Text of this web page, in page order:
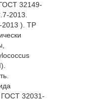
32149-
2013.
). ТР
32031-